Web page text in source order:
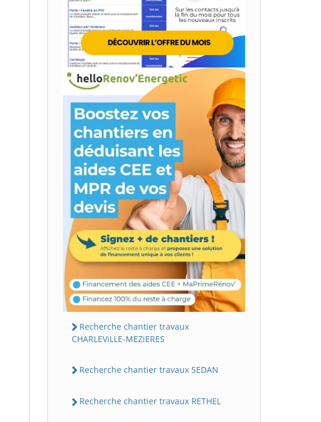
Recherche chantier travaux
CHARLEViLLE-MEZiERES
Recherche chantier travaux SEDAN
Recherche chantier travaux RETHEL